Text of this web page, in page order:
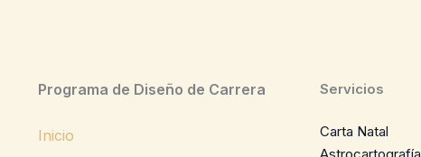
Programa de Diseño de Carrera
Inicio
Servicios
Carta Natal